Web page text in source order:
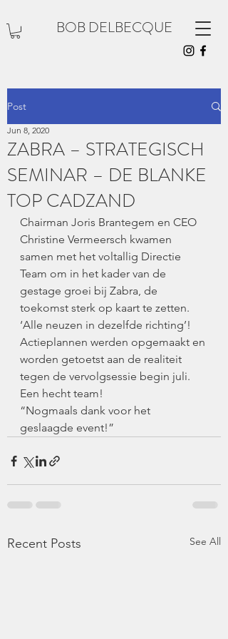
BOB DELBECQUE
Post
ZABRA – STRATEGISCH
SEMINAR – DE BLANKE
TOP CADZAND
Jun 8, 2020
Chairman Joris Brantegem en CEO
Christine Vermeersch kwamen
samen met het voltallig Directie
Team om in het kader van de
gestage groei bij Zabra, de
toekomst sterk op kaart te zetten.
‘Alle neuzen in dezelfde richting’!
Actieplannen werden opgemaakt en
worden getoetst aan de realiteit
tegen de vervolgsessie begin juli.
Een hecht team!
“Nogmaals dank voor het
geslaagde event!”
Recent Posts See All